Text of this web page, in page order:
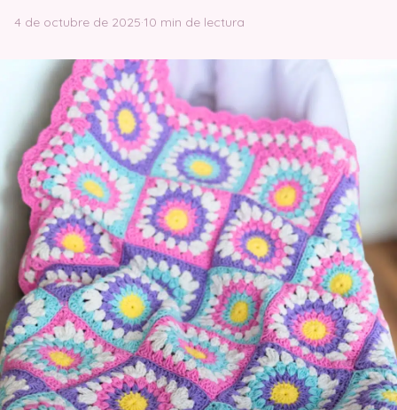
4 de octubre de 2025·10 min de lectura